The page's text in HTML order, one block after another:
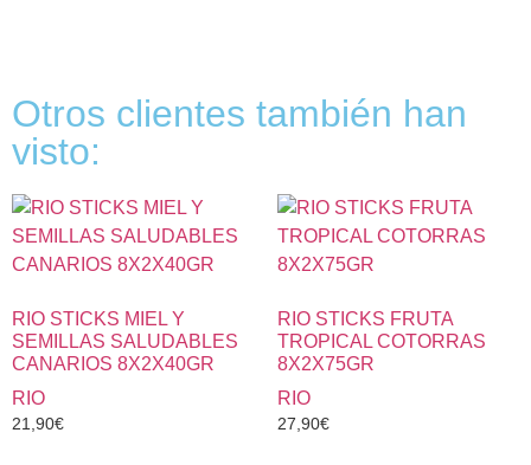
Otros clientes también han
visto:
RIO STICKS MIEL Y
SEMILLAS SALUDABLES
CANARIOS 8X2X40GR
RIO
21,90€
RIO STICKS FRUTA
TROPICAL COTORRAS
8X2X75GR
RIO
27,90€